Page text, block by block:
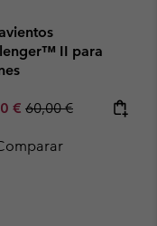
II para
€ Regular price:
60,00 €